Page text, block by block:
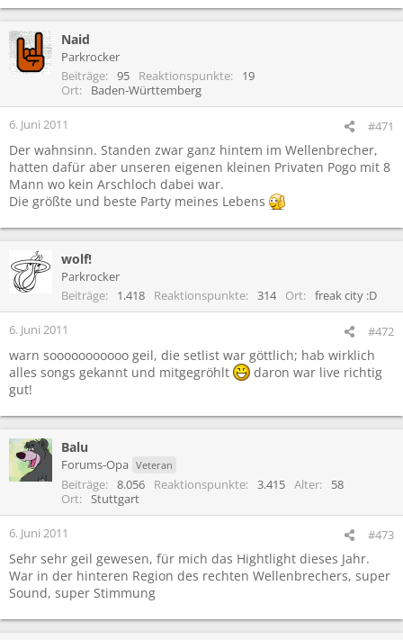
Naid
Parkrocker
Beiträge
95 Reaktionspunkte
19
Ort
Baden-Württemberg
6. Juni 2011 #471
Der wahnsinn. Standen zwar ganz hintem im Wellenbrecher,
hatten dafür aber unseren eigenen kleinen Privaten Pogo mit 8
Mann wo kein Arschloch dabei war.
Die größte und beste Party meines Lebens
wolf!
Parkrocker
Beiträge
1.418 Reaktionspunkte 314 Ort freak city :D
6. Juni 2011 #472
warn sooooooooooo geil, die setlist war göttlich; hab wirklich
alles songs gekannt und mitgegröhlt
daron war live richtig
gut!
Balu
Forums-Opa Veteran
Beiträge 8.056 Reaktionspunkte 3.415 Alter
58
Ort
Stuttgart
6. Juni 2011 #473
Sehr sehr geil gewesen, für mich das Hightlight dieses Jahr.
War in der hinteren Region des rechten Wellenbrechers, super
Sound, super Stimmung